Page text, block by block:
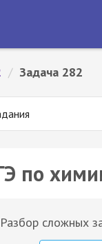
/ Задача 282
по
Разбор сложных